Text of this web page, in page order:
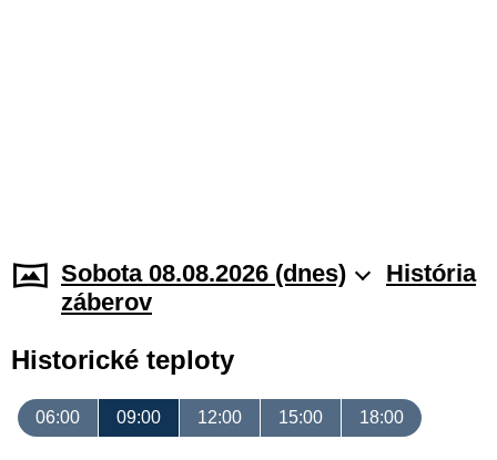
Sobota 08.08.2026 (dnes)
História
záberov
Historické teploty
06:00 09:00 12:00 15:00 18:00